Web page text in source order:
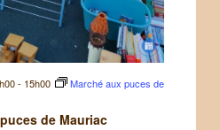
de Mauriac
- 15h00
Marché aux puces de